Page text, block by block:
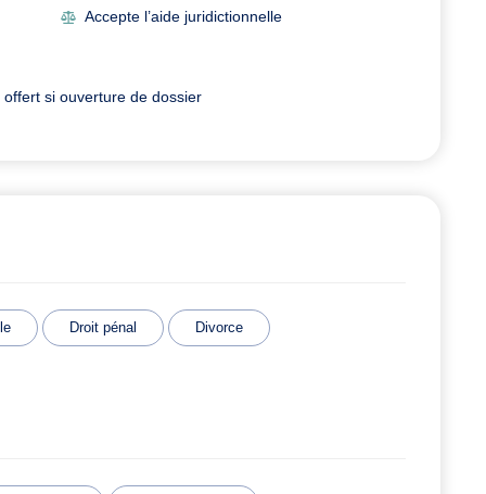
Accepte l’aide juridictionnelle
si ouverture de dossier
Droit pénal Divorce